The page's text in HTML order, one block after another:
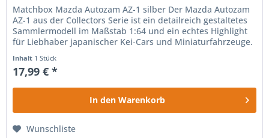
Matchbox Mazda Autozam AZ-1 silber Der Mazda Autozam
AZ-1 aus der Collectors Serie ist ein detailreich gestaltetes
Sammlermodell im Maßstab 1:64 und ein echtes Highlight
für Liebhaber japanischer Kei-Cars und Miniaturfahrzeuge.
Inhalt 1 Stück
17,99 € *
In den Warenkorb
Wunschliste